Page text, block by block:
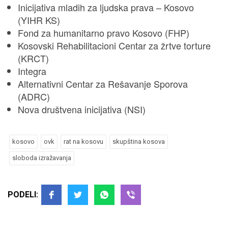
Inicijativa mladih za ljudska prava – Kosovo
(YIHR KS)
Fond za humanitarno pravo Kosovo (FHP)
Kosovski Rehabilitacioni Centar za žrtve torture
(KRCT)
Integra
Alternativni Centar za Rešavanje Sporova
(ADRC)
Nova društvena inicijativa (NSI)
kosovo ovk rat na kosovu skupština kosova
sloboda izražavanja
PODELI: